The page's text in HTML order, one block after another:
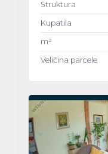
Struktura
Kupatila
m²
Veličina parcele